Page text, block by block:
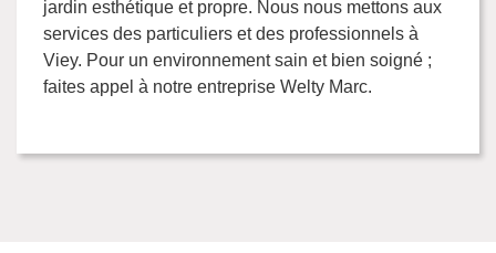
jardin esthétique et propre. Nous nous mettons aux
services des particuliers et des professionnels à
Viey. Pour un environnement sain et bien soigné ;
faites appel à notre entreprise Welty Marc.